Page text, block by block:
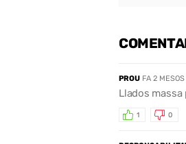
PROU FA 2 MESOS
Llados
1 0